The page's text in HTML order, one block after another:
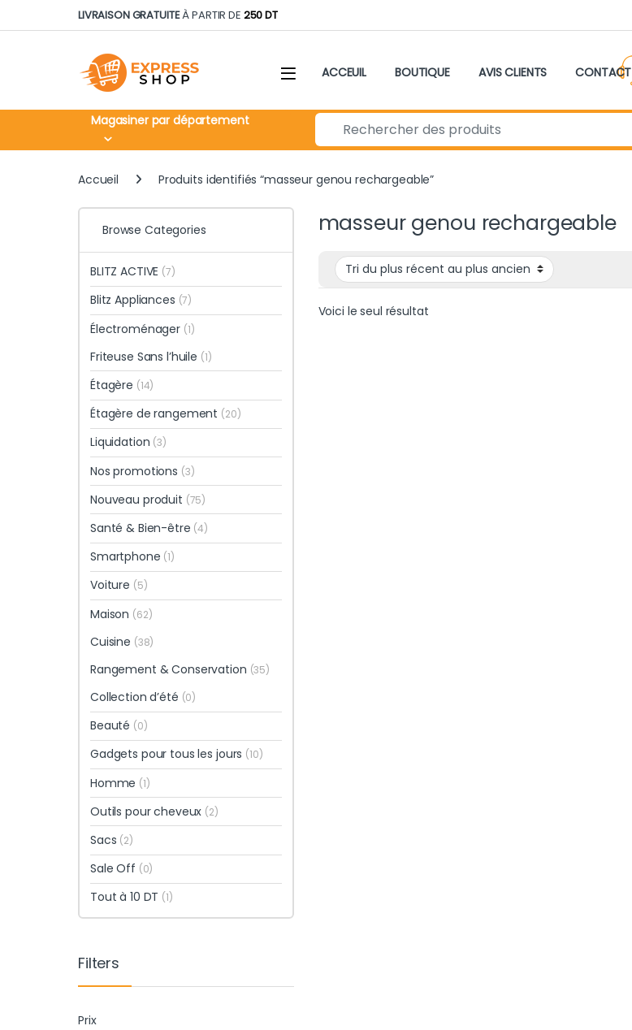
Skip to navigation
Skip to contentLIVRAISON GRATUITEÀ PARTIR DE 250 DT
ACCEUIL BOUTIQUE AVIS CLIENTS CONTACT
Magasiner par département Search for:
Accueil Produits identifiés “masseur genou rechargeable”
masseur genou rechargeable
Voici le seul résultat
Browse Categories
BLITZ ACTIVE (7)
Blitz Appliances (7)
Électroménager (1)
Friteuse Sans l’huile (1)
Étagère (14)
Étagère de rangement (20)
Liquidation (3)
Nos promotions (3)
Nouveau produit (75)
Santé & Bien-être (4)
Smartphone (1)
Voiture (5)
Maison (62)
Cuisine (38)
Rangement & Conservation (35)
Collection d’été (0)
Beauté (0)
Gadgets pour tous les jours (10)
Homme (1)
Outils pour cheveux (2)
Sacs (2)
Sale Off (0)
Tout à 10 DT (1)
Filters
Prix